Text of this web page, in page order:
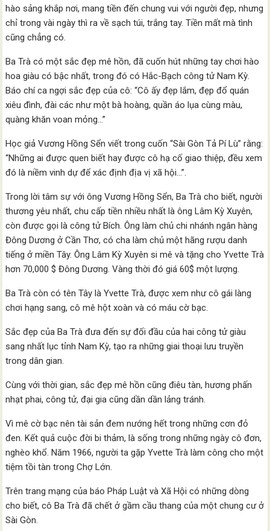
hào sảng khắp nơi, mang tiền đến chung vui với người đẹp, nhưng
chỉ trong vài ngày thì ra về sạch túi, trắng tay. Tiền mất mà tình
cũng chẳng có.
Ba Trà có một sắc đẹp mê hồn, đã cuốn hút những tay chơi hào
hoa giàu có bậc nhất, trong đó có Hắc-Bạch công tử Nam Kỳ.
Báo chí ca ngợi sắc đẹp của cô: “Cô ấy đẹp lắm, đẹp đổ quán
xiêu đình, đài các như một bà hoàng, quần áo lụa cùng màu,
quàng khăn voan mỏng…”
Học giả Vương Hồng Sển viết trong cuốn “Sài Gòn Tả Pí Lù” rằng:
“Những ai được quen biết hay được cô hạ cố giao thiệp, đều xem
đó là niềm vinh dự để xác định địa vị xã hội…”.
Trong lời tâm sự với ông Vương Hồng Sển, Ba Trà cho biết, người
thương yêu nhất, chu cấp tiền nhiều nhất là ông Lâm Kỳ Xuyên,
còn được gọi là công tử Bích. Ông làm chủ chi nhánh ngân hàng
Đông Dương ở Cần Thơ, có cha làm chủ một hãng rượu danh
tiếng ở miền Tây. Ông Lâm Kỳ Xuyên si mê và tặng cho Yvette Trà
hơn 70,000 $ Đông Dương. Vàng thời đó giá 60$ một lượng.
Ba Trà còn có tên Tây là Yvette Trà, được xem như cô gái làng
chơi hạng sang, cô mê hột xoàn và có máu cờ bạc.
Sắc đẹp của Ba Trà đưa đến sự đối đầu của hai công tử giàu
sang nhất lục tỉnh Nam Kỳ, tạo ra những giai thoại lưu truyền
trong dân gian.
Cùng với thời gian, sắc đẹp mê hồn cũng điêu tàn, hương phấn
nhạt phai, công tử, đại gia cũng dần dần lảng tránh.
Vì mê cờ bạc nên tài sản đem nướng hết trong những cơn đỏ
đen. Kết quả cuộc đời bi thảm, là sống trong những ngày cô đơn,
nghèo khổ. Năm 1966, người ta gặp Yvette Trà làm công cho một
tiệm tồi tàn trong Chợ Lớn.
Trên trang mạng của báo Pháp Luật và Xã Hội có những dòng
cho biết, cô Ba Trà đã chết ở gầm cầu thang của một chung cư ở
Sài Gòn.